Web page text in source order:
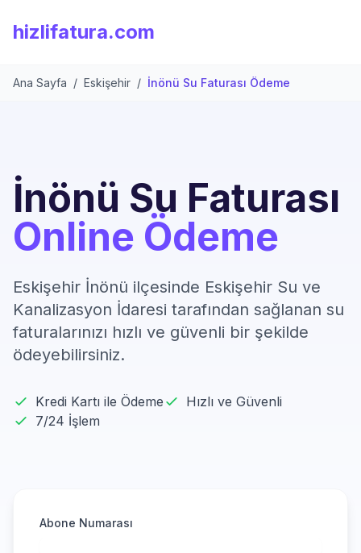
hizlifatura.com
Ana Sayfa / Eskişehir / İnönü Su Faturası Ödeme
İnönü Su Faturası
Online Ödeme
Eskişehir İnönü ilçesinde Eskişehir Su ve
Kanalizasyon İdaresi tarafından sağlanan su
faturalarınızı hızlı ve güvenli bir şekilde
ödeyebilirsiniz.
Kredi Kartı ile Ödeme
Hızlı ve Güvenli
7/24 İşlem
Abone Numarası